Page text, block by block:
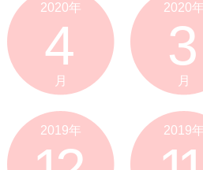
2020年
4
月
2020
3
月
2019年 2019